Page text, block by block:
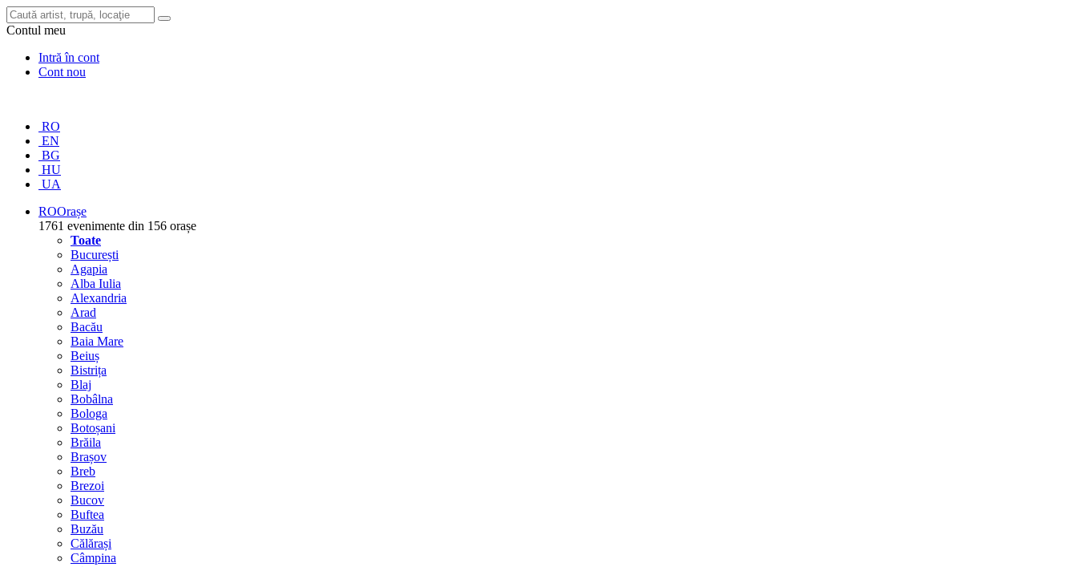
Contul meu
Intră în cont
Cont nou
RO
EN
BG
HU
UA
ROOrașe
1761 evenimente din 156 orașe
Toate
București
Agapia
Alba Iulia
Alexandria
Arad
Bacău
Baia Mare
Beiuș
Bistrița
Blaj
Bobâlna
Bologa
Botoșani
Brăila
Brașov
Breb
Brezoi
Bucov
Buftea
Buzău
Călărași
Câmpina